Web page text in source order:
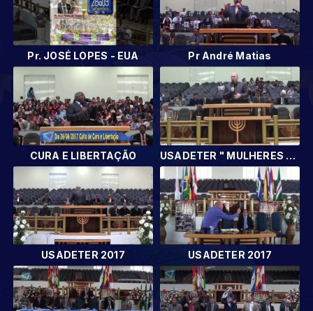
Pr. JOSÉ LOPES - EUA Pr André Matias
CURA E LIBERTAÇÃO USADETER " MULHERES DE ATITUDE"
USADETER 2017 USADETER 2017